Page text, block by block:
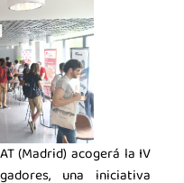
Ciencia
(Madrid) acogerá la IV
una iniciativa